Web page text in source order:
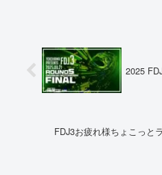
2025
FDJ3お疲れ様ちょこっと